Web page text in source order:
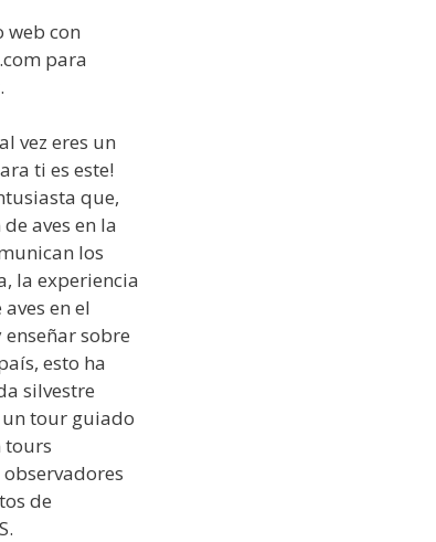
web con
para
vez eres un
ti es este!
que,
aves en la
los
la experiencia
en el
sobre
esto ha
silvestre
un tour guiado
tours
de